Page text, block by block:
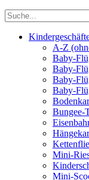
A-Z
Baby-
Baby-
Baby-
Baby-
Bungee-
Mini-
Mini-